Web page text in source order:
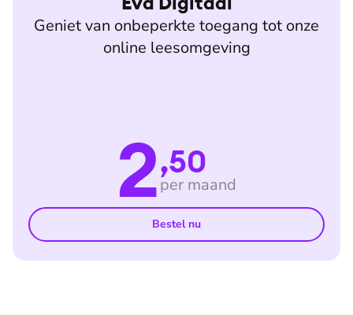
Geniet van onbeperkte toegang tot onze
online leesomgeving
2,50
per maand
Bestel nu